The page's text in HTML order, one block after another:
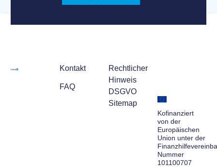
Kontakt
FAQ
Rechtlicher
Hinweis
DSGVO
Sitemap
Kofinanziert
von der
Europäischen
Union unter der
Nummer
101100707